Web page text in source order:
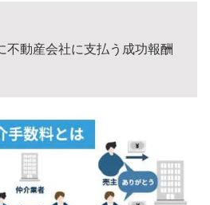
不動産会社に支払う成功報酬